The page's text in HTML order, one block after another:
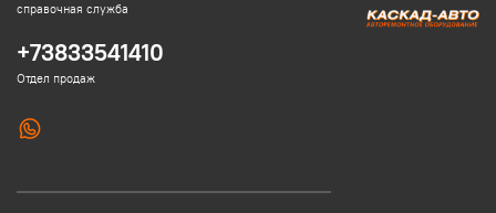
справочная служба
+73833541410
Отдел продаж